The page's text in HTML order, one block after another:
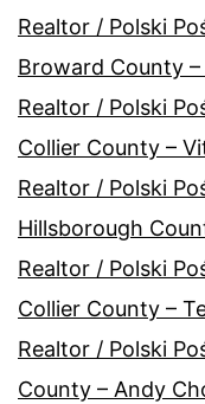
Realtor / Polski
Broward County
Realtor / Polski
Collier County –
Realtor / Polski
Hillsborough
Realtor / Polski
Collier County –
Realtor / Polski
County – Andy